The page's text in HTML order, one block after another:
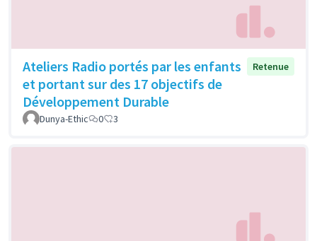
Ateliers Radio portés par les enfants
et portant sur des 17 objectifs de
Développement Durable
Retenue
Dunya-Ethic 0 3